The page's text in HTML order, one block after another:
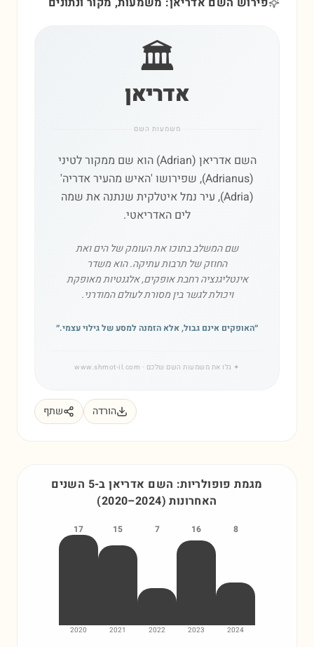
🏛️
אדריאן
משמעות השם
השם אדריאן (Adrian) הוא שם ממקור לטיני
(Adrianus), שפירושו 'האיש מהעיר אדריה'
(Adria), עיר נמל איטלקית שנתנה את שמה
לים האדריאטי.
שם המשלב בתוכו את העומק של הים ואת
החוזק של תרבות עתיקה. הוא משדר
אינטליגנציה רחבת אופקים, אלגנטיות מאופקת
ויכולת לגשר בין מסורת לעולם המודרני.
״האופקים אינם גבול, אלא הזמנה למסע של גילוי עצמי.״
✦ גלו את משמעות השם שלכם · www.shmot-il.com
הורדה שתף
מגמת פופולריות: השם אדריאן
ב-5 השנים
האחרונות
(2020–2024)
8
2024
16
2023
7
2022
15
2021
17
2020